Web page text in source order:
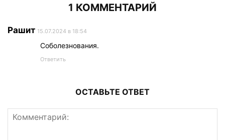
1 КОММЕНТАРИЙ
Рашит 15.07.2024 в 18:54
Соболезнования.
Ответить
ОСТАВЬТЕ ОТВЕТ